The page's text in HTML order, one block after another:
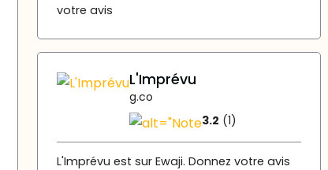
votre avis
L'Imprévu
g.co
3.2 (1)
L'Imprévu est sur Ewaji. Donnez votre avis